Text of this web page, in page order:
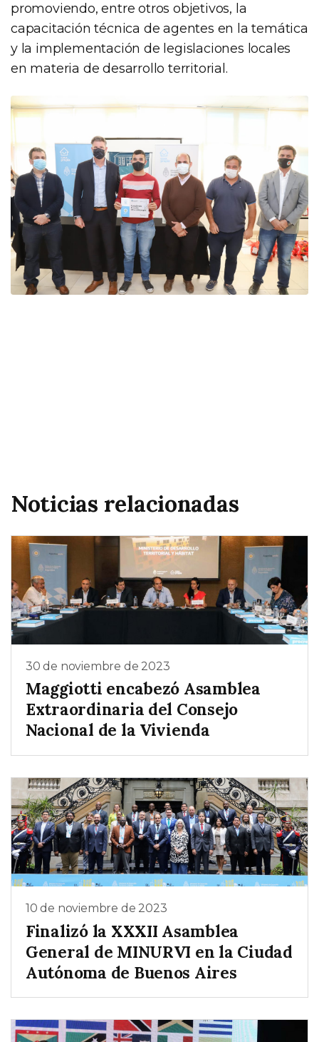
promoviendo, entre otros objetivos, la
capacitación técnica de agentes en la temática
y la implementación de legislaciones locales
en materia de desarrollo territorial.
Noticias relacionadas
30 de noviembre de 2023
Maggiotti encabezó Asamblea
Extraordinaria del Consejo
Nacional de la Vivienda
10 de noviembre de 2023
Finalizó la XXXII Asamblea
General de MINURVI en la Ciudad
Autónoma de Buenos Aires